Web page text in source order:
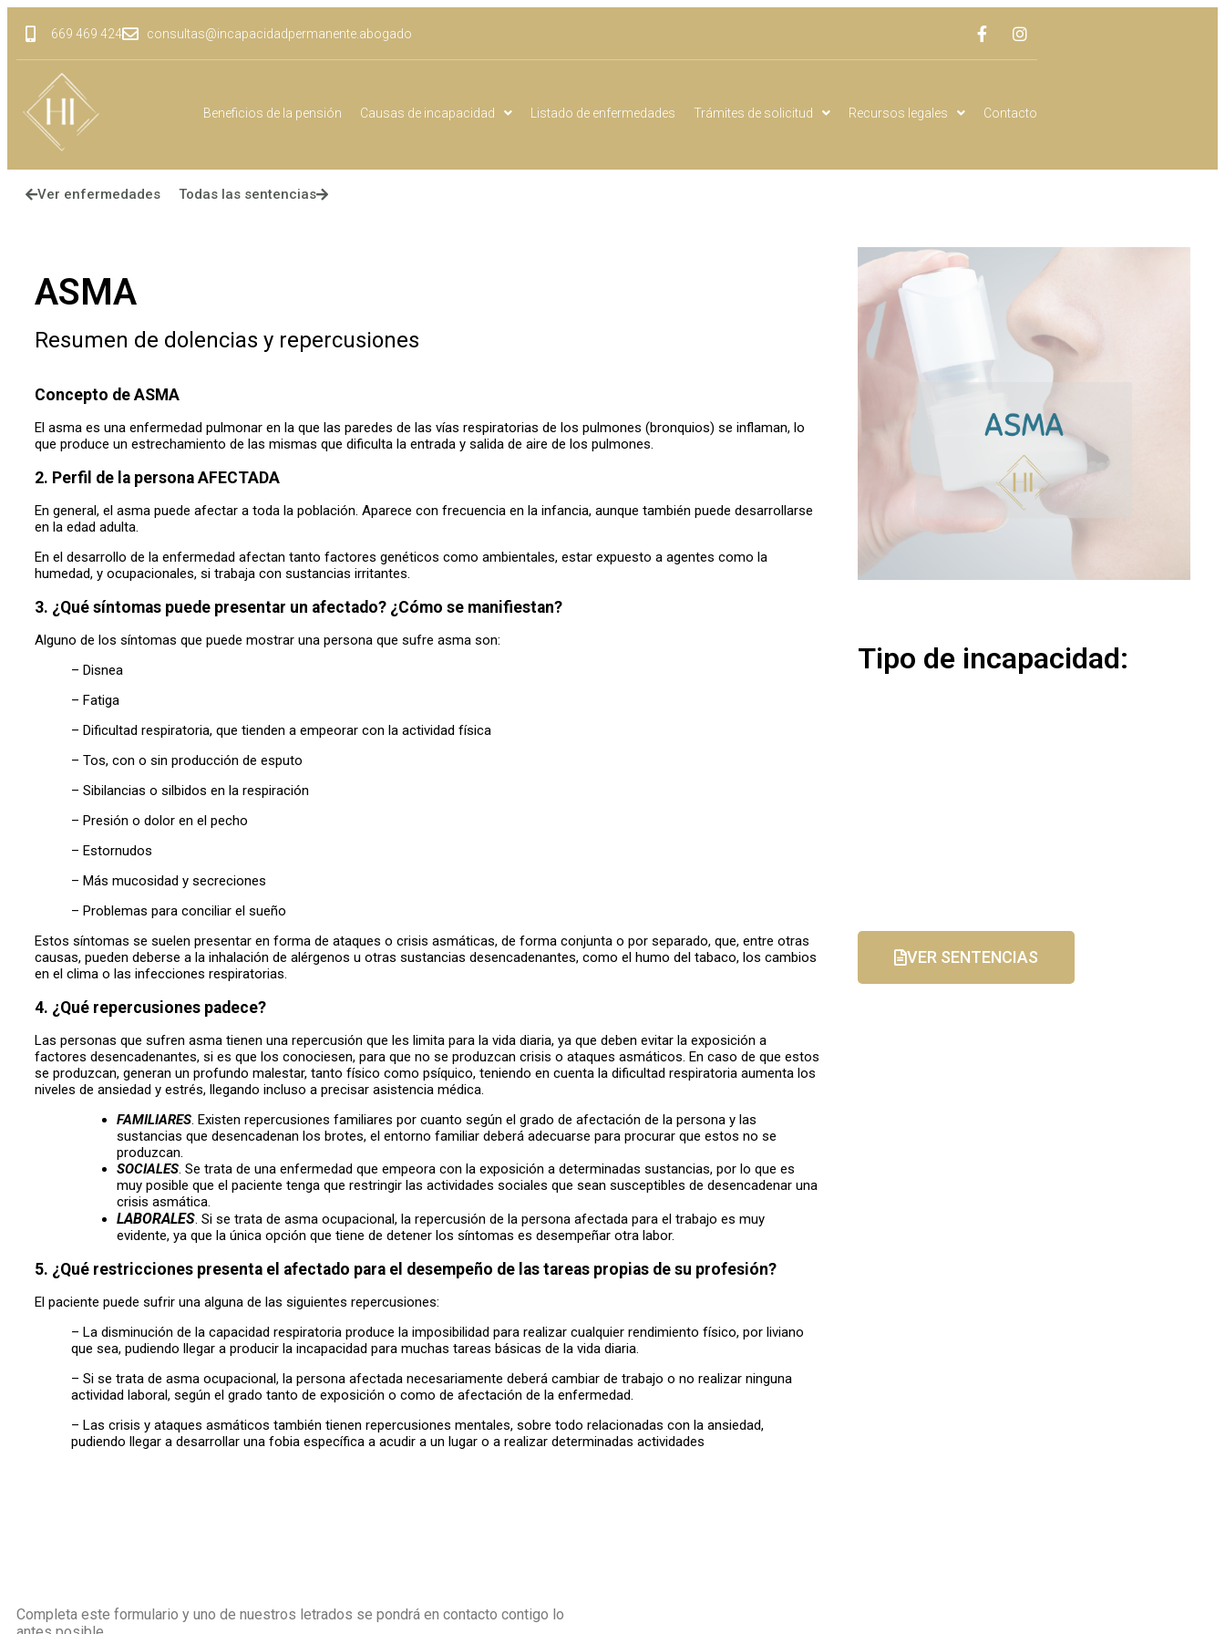
669 469 424 consultas@incapacidadpermanente.abogado
Beneficios de la pensión Causas de incapacidad Listado de enfermedades Trámites de solicitud Recursos legales Contacto
Ver enfermedades Todas las sentencias
ASMA
Resumen de dolencias y repercusiones
Concepto de ASMA
El asma es una enfermedad pulmonar en la que las paredes de las vías respiratorias de los pulmones (bronquios) se inflaman, lo
que produce un estrechamiento de las mismas que dificulta la entrada y salida de aire de los pulmones.
2. Perfil de la persona AFECTADA
En general, el asma puede afectar a toda la población. Aparece con frecuencia en la infancia, aunque también puede desarrollarse
en la edad adulta.
En el desarrollo de la enfermedad afectan tanto factores genéticos como ambientales, estar expuesto a agentes como la
humedad, y ocupacionales, si trabaja con sustancias irritantes.
3. ¿Qué síntomas puede presentar un afectado? ¿Cómo se manifiestan?
Alguno de los síntomas que puede mostrar una persona que sufre asma son:
– Disnea
– Fatiga
– Dificultad respiratoria, que tienden a empeorar con la actividad física
– Tos, con o sin producción de esputo
– Sibilancias o silbidos en la respiración
– Presión o dolor en el pecho
– Estornudos
– Más mucosidad y secreciones
– Problemas para conciliar el sueño
Estos síntomas se suelen presentar en forma de ataques o crisis asmáticas, de forma conjunta o por separado, que, entre otras
causas, pueden deberse a la inhalación de alérgenos u otras sustancias desencadenantes, como el humo del tabaco, los cambios
en el clima o las infecciones respiratorias.
4. ¿Qué repercusiones padece?
Las personas que sufren asma tienen una repercusión que les limita para la vida diaria, ya que deben evitar la exposición a
factores desencadenantes, si es que los conociesen, para que no se produzcan crisis o ataques asmáticos. En caso de que estos
se produzcan, generan un profundo malestar, tanto físico como psíquico, teniendo en cuenta la dificultad respiratoria aumenta los
niveles de ansiedad y estrés, llegando incluso a precisar asistencia médica.
FAMILIARES. Existen repercusiones familiares por cuanto según el grado de afectación de la persona y las
sustancias que desencadenan los brotes, el entorno familiar deberá adecuarse para procurar que estos no se
produzcan.
SOCIALES. Se trata de una enfermedad que empeora con la exposición a determinadas sustancias, por lo que es
muy posible que el paciente tenga que restringir las actividades sociales que sean susceptibles de desencadenar una
crisis asmática.
LABORALES. Si se trata de asma ocupacional, la repercusión de la persona afectada para el trabajo es muy
evidente, ya que la única opción que tiene de detener los síntomas es desempeñar otra labor.
5. ¿Qué restricciones presenta el afectado para el desempeño de las tareas propias de su profesión?
El paciente puede sufrir una alguna de las siguientes repercusiones:
– La disminución de la capacidad respiratoria produce la imposibilidad para realizar cualquier rendimiento físico, por liviano
que sea, pudiendo llegar a producir la incapacidad para muchas tareas básicas de la vida diaria.
– Si se trata de asma ocupacional, la persona afectada necesariamente deberá cambiar de trabajo o no realizar ninguna
actividad laboral, según el grado tanto de exposición o como de afectación de la enfermedad.
– Las crisis y ataques asmáticos también tienen repercusiones mentales, sobre todo relacionadas con la ansiedad,
pudiendo llegar a desarrollar una fobia específica a acudir a un lugar o a realizar determinadas actividades
Tipo de incapacidad:
VER SENTENCIAS
Completa este formulario y uno de nuestros letrados se pondrá en contacto contigo lo